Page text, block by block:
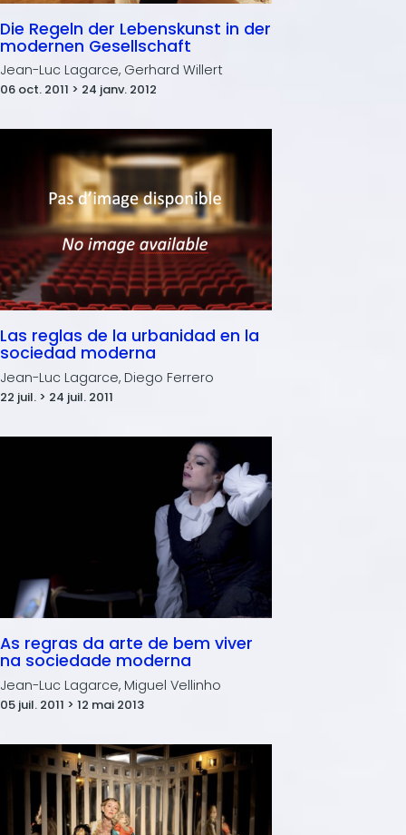
Die Regeln der Lebenskunst in der
modernen Gesellschaft
Jean-Luc Lagarce, Gerhard Willert
06 oct. 2011 > 24 janv. 2012
Las reglas de la urbanidad en la
sociedad moderna
Jean-Luc Lagarce, Diego Ferrero
22 juil. > 24 juil. 2011
As regras da arte de bem viver
na sociedade moderna
Jean-Luc Lagarce, Miguel Vellinho
05 juil. 2011 > 12 mai 2013